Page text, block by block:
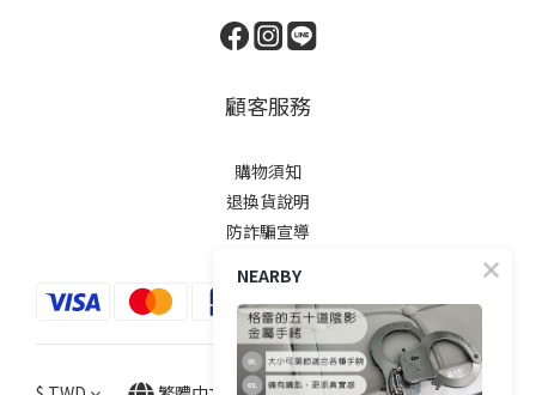
顧客服務
購物須知
退換貨說明
防詐騙宣導
NEARBY